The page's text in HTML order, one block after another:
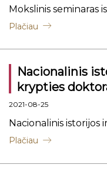
Mokslinis seminaras
Plačiau
Nacionalinis
krypties
2021-08-25
Nacionalinis
doktorantų seminaras
Plačiau